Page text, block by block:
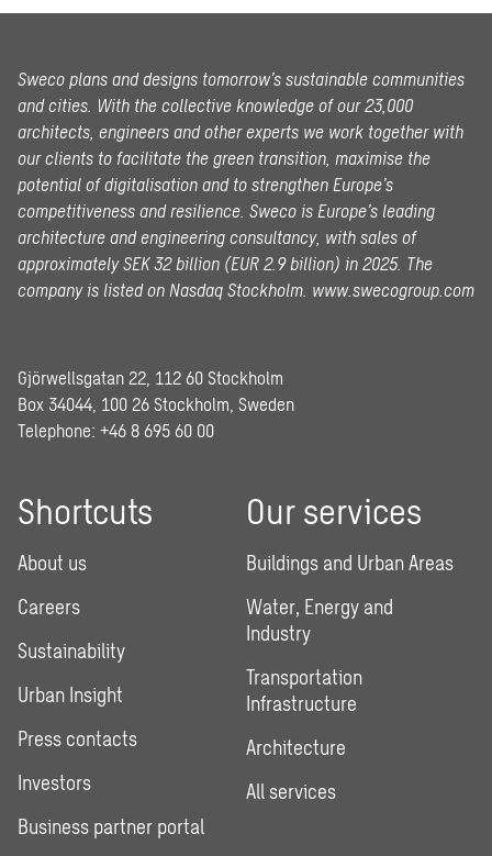
Sweco plans and designs tomorrow’s sustainable communities
and cities. With the collective knowledge of our 23,000
architects, engineers and other experts we work together with
our clients to facilitate the green transition, maximise the
potential of digitalisation and to strengthen Europe’s
competitiveness and resilience. Sweco is Europe’s leading
architecture and engineering consultancy, with sales of
approximately SEK 32 billion (EUR 2.9 billion) in 2025. The
company is listed on Nasdaq Stockholm. www.swecogroup.com
Gjörwellsgatan 22, 112 60 Stockholm
Box 34044, 100 26 Stockholm, Sweden
Telephone: +46 8 695 60 00
Shortcuts
About us
Careers
Sustainability
Urban Insight
Press contacts
Investors
Business partner portal
Our services
Buildings and Urban Areas
Water, Energy and
Industry
Transportation
Infrastructure
Architecture
All services